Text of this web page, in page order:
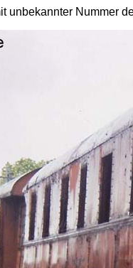
unbekannter Nummer